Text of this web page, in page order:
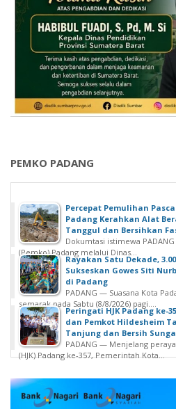
d
k
,
s
a
r
a
A
p
r
e
s
a
s
i
o
PEMKO PADANG
Percepat Pemulihan
Padang Kerahkan Alat
Tanggul dan Bersihkan
Dokumtasi istimewa
(Pemko) Padang melalui Dinas...
Rayakan Satu Dekade,
Sukseskan Gowes Siti
di Padang
PADANG — Suasana Kota
semarak pada Sabtu (8/8/2026) pagi....
Peringati HJK Padang ke-
dan Pemkot Hildesheim
Tanjung dan Bersih
PADANG — Menjelang
(HJK) Padang ke-357, Pemerintah Kota...